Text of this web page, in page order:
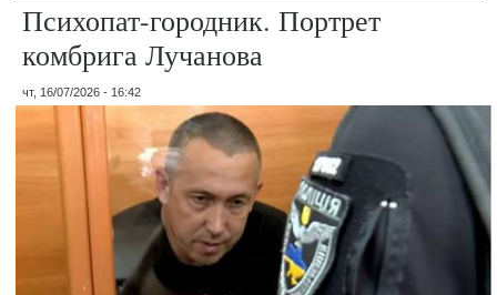
Психопат-городник. Портрет
комбрига Лучанова
чт, 16/07/2026 - 16:42